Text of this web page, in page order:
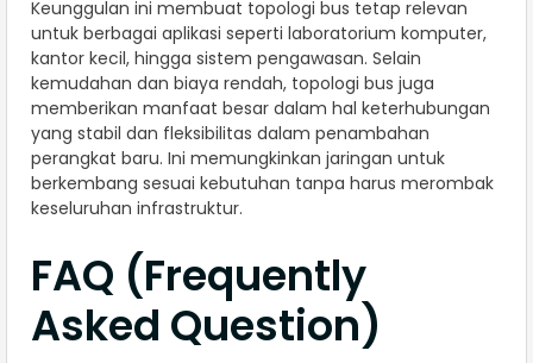
Keunggulan ini membuat topologi bus tetap relevan
untuk berbagai aplikasi seperti laboratorium komputer,
kantor kecil, hingga sistem pengawasan. Selain
kemudahan dan biaya rendah, topologi bus juga
memberikan manfaat besar dalam hal keterhubungan
yang stabil dan fleksibilitas dalam penambahan
perangkat baru. Ini memungkinkan jaringan untuk
berkembang sesuai kebutuhan tanpa harus merombak
keseluruhan infrastruktur.
FAQ (Frequently
Asked Question)